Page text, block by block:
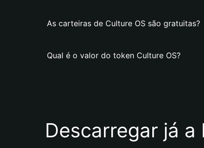
As carteiras de Culture OS são gratuitas?
Qual é o valor do token Culture OS?
Descarregar já a